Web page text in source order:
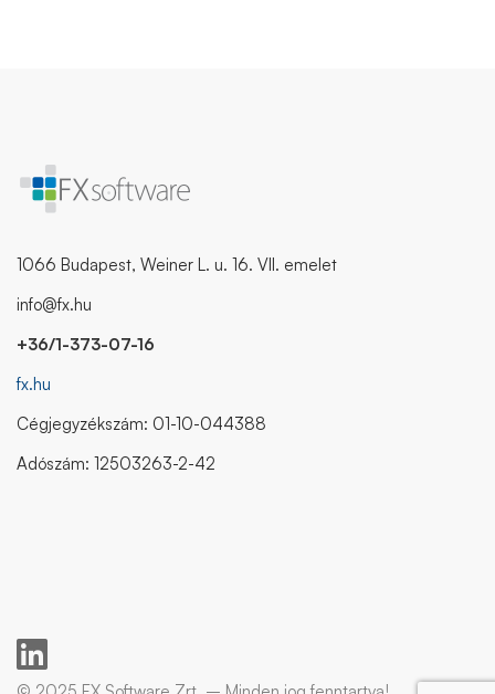
1066 Budapest, Weiner L. u. 16. VII. emelet
info@fx.hu
+36/1-373-07-16
fx.hu
Cégjegyzékszám: 01-10-044388
Adószám: 12503263-2-42